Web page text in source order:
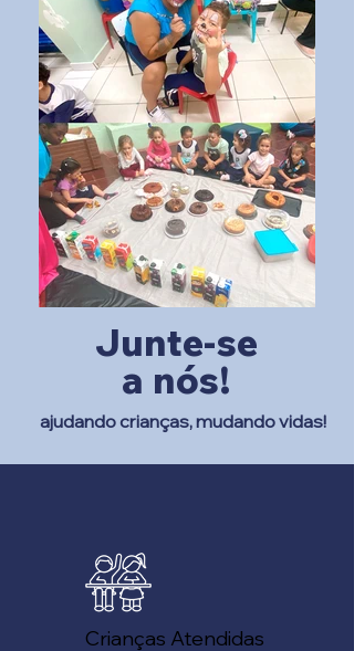
Junte-se
a nós!
ajudando crianças, mudando vidas!
Crianças Atendidas